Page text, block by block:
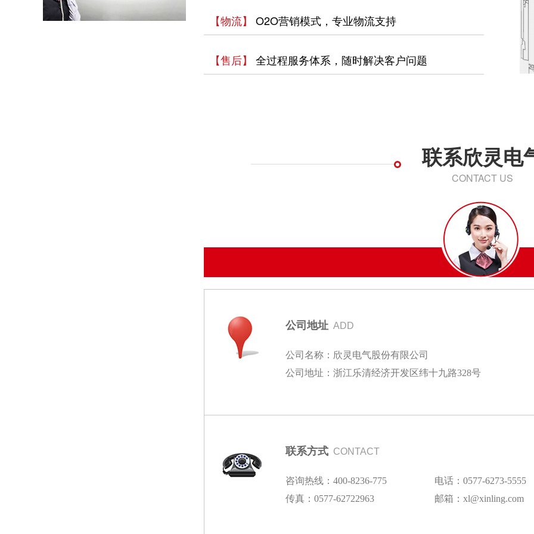
【物流】 O2O营销模式，专业物流支持
【售后】 全过程服务体系，随时解决客户问题
联系欣灵电
CONTACT US
公司地址 ADD
公司名称：欣灵电气股份有限公司
公司地址：浙江乐清经济开发区纬十九路328号
联系方式 CONTACT
咨询热线：400-8236-775
电话：0577-6273-5555
传真：0577-62722963
邮箱：xl@xinling.com